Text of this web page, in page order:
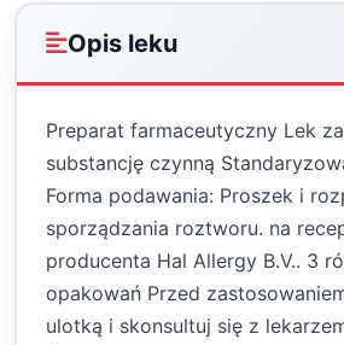
Opis leku
Preparat farmaceutyczny Lek
substancję czynną
Forma podawania: Proszek i
sporządzania roztworu. na
producenta Hal Allergy B.V.. 3
opakowań Przed
ulotką i skonsultuj się z